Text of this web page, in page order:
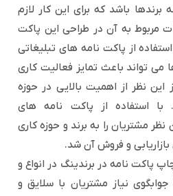
برندها باشد که برای این کار لازم
مربوط به آن در طراحی این پاکت
از پاکت نامه های تبلیغاتی
تواند باعث تمایز فعالیت کاری
این نظر از اهمیت بالایی در حوزه
با استفاده از پاکت نامه های
مشتریان را به برند و حوزه کاری
و فروش آن شد.
پاکت نامه در برندینگ در انواع و
نیاز مشتریان با سلایق و